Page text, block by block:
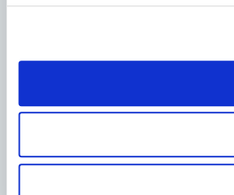
Aller Aqua Polska Sp. z o.o.
Adres siedziby: PTTK 52, 87-400
0000124118 NIP: 8420008107